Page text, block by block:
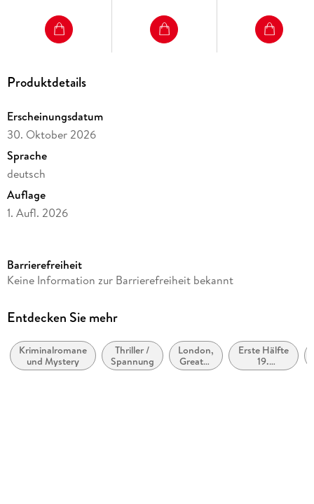
Produktdetails
Erscheinungsdatum
30. Oktober 2026
Sprache
deutsch
Auflage
1. Aufl. 2026
Altersempfehlung
Reihe
Autor/Autorin
Arthur Conan Doyle, Amy Onn
Barrierefreiheit
Keine Information zur Barrierefreiheit bekannt
Entdecken Sie mehr
Kriminalromane
und Mystery
Thriller /
Spannung
London,
Greater
London
Erste Hälfte
19.
Jahrhundert